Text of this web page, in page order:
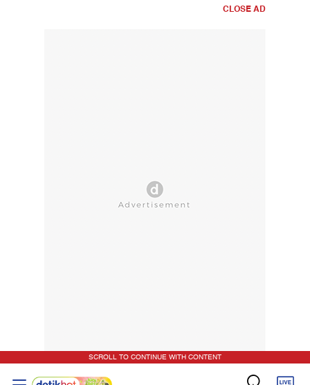
CLOSE AD
SCROLL TO CONTINUE WITH CONTENT